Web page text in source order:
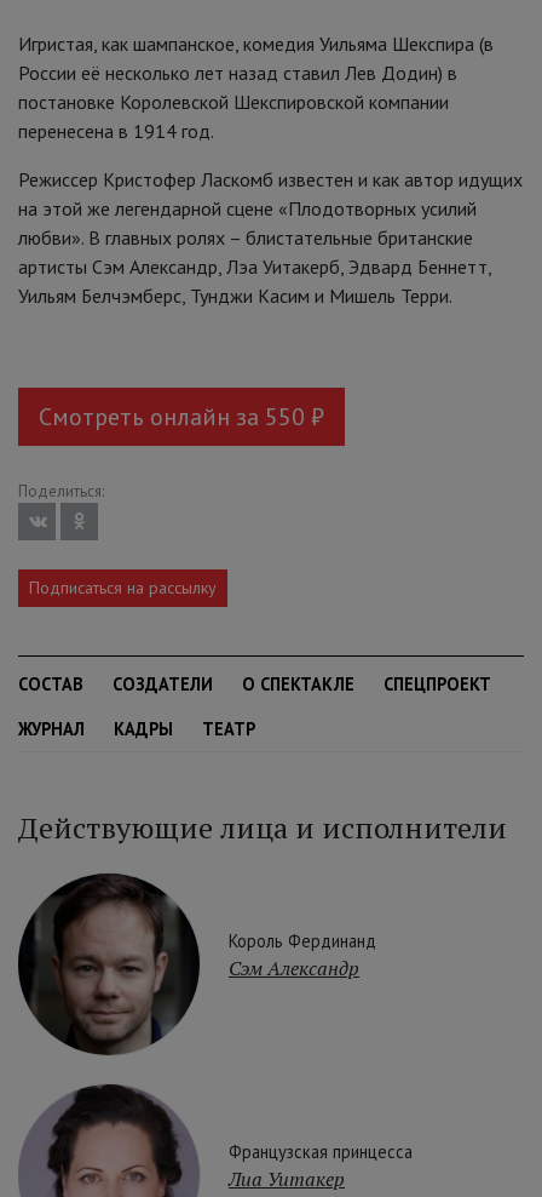
Игристая, как шампанское, комедия Уильяма Шекспира (в
России её несколько лет назад ставил Лев Додин) в
постановке Королевской Шекспировской компании
перенесена в 1914 год.
Режиссер Кристофер Ласкомб известен и как автор идущих
на этой же легендарной сцене «Плодотворных усилий
любви». В главных ролях – блистательные британские
артисты Сэм Александр, Лэа Уитакерб, Эдвард Беннетт,
Уильям Белчэмберс, Тунджи Касим и Мишель Терри.
Смотреть онлайн за 550 ₽
Поделиться:
Подписаться на рассылку
СОСТАВ СОЗДАТЕЛИ О СПЕКТАКЛЕ
СПЕЦПРОЕКТ
ЖУРНАЛ
КАДРЫ ТЕАТР
Действующие лица и исполнители
Король Фердинанд
Сэм Александр
Французская принцесса
Лиа Уитакер